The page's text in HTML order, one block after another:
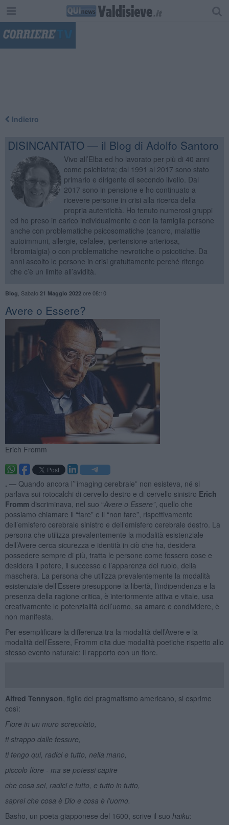
Indietro
DISINCANTATO — il Blog di Adolfo Santoro
Vivo all’Elba ed ho lavorato per più di 40 anni
come psichiatra; dal 1991 al 2017 sono stato
primario e dirigente di secondo livello. Dal
2017 sono in pensione e ho continuato a
ricevere persone in crisi alla ricerca della
propria autenticità. Ho tenuto numerosi gruppi
ed ho preso in carico individualmente e con la famiglia persone
anche con problematiche psicosomatiche (cancro, malattie
autoimmuni, allergie, cefalee, ipertensione arteriosa,
fibromialgia) o con problematiche nevrotiche o psicotiche. Da
anni ascolto le persone in crisi gratuitamente perché ritengo
che c’è un limite all’avidità.
Blog Sabato 21 Maggio 2022ore 08:10
​Avere o Essere?
Erich Fromm
. — Quando ancora l’”imaging cerebrale” non esisteva, né si
parlava sui rotocalchi di cervello destro e di cervello sinistro Erich
Frommdiscriminava, nel suo “Avere o Essere”, quello che
possiamo chiamare il “fare” e il “non fare”, rispettivamente
dell’emisfero cerebrale sinistro e dell’emisfero cerebrale destro. La
persona che utilizza prevalentemente la modalità esistenziale
dell’Avere cerca sicurezza e identità in ciò che ha, desidera
possedere sempre di più, tratta le persone come fossero cose e
desidera il potere, il successo e l’apparenza del ruolo, della
maschera. La persona che utilizza prevalentemente la modalità
esistenziale dell’Essere presuppone la libertà, l’indipendenza e la
presenza della ragione critica, è interiormente attiva e vitale, usa
creativamente le potenzialità dell’uomo, sa amare e condividere, è
non manifesta.
Per esemplificare la differenza tra la modalità dell’Avere e la
modalità dell’Essere, Fromm cita due modalità poetiche rispetto allo
stesso evento naturale: il rapporto con un fiore.
Alfred Tennyson , figlio del pragmatismo americano, si esprime
così:
Fiore in un muro screpolato,
ti strappo dalle fessure,
ti tengo qui, radici e tutto, nella mano,
piccolo fiore - ma se potessi capire
che cosa sei, radici e tutto, e tutto in tutto,
saprei che cosa è Dio e cosa è l'uomo.
Basho, un poeta giapponese del 1600, scrive il suo haiku: